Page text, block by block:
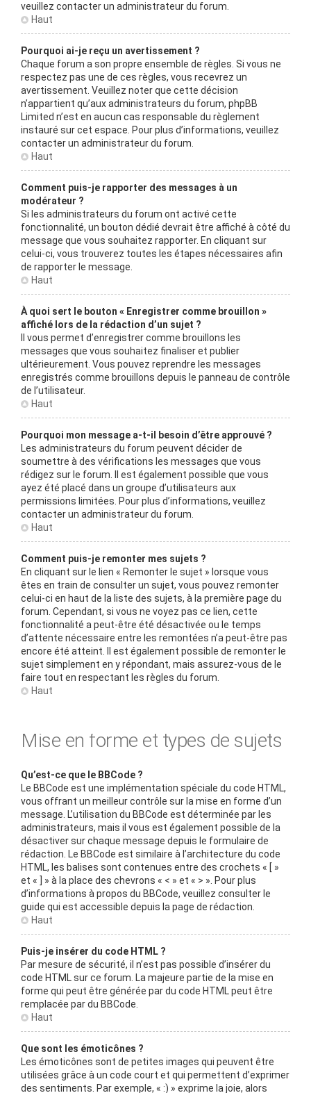
veuillez contacter un administrateur du forum.
Haut
Pourquoi ai-je reçu un avertissement ?
Chaque forum a son propre ensemble de règles. Si vous ne
respectez pas une de ces règles, vous recevrez un
avertissement. Veuillez noter que cette décision
n’appartient qu’aux administrateurs du forum, phpBB
Limited n’est en aucun cas responsable du règlement
instauré sur cet espace. Pour plus d’informations, veuillez
contacter un administrateur du forum.
Haut
Comment puis-je rapporter des messages à un
modérateur ?
Si les administrateurs du forum ont activé cette
fonctionnalité, un bouton dédié devrait être affiché à côté du
message que vous souhaitez rapporter. En cliquant sur
celui-ci, vous trouverez toutes les étapes nécessaires afin
de rapporter le message.
Haut
À quoi sert le bouton « Enregistrer comme brouillon »
affiché lors de la rédaction d’un sujet ?
Il vous permet d’enregistrer comme brouillons les
messages que vous souhaitez finaliser et publier
ultérieurement. Vous pouvez reprendre les messages
enregistrés comme brouillons depuis le panneau de contrôle
de l’utilisateur.
Haut
Pourquoi mon message a-t-il besoin d’être approuvé ?
Les administrateurs du forum peuvent décider de
soumettre à des vérifications les messages que vous
rédigez sur le forum. Il est également possible que vous
ayez été placé dans un groupe d’utilisateurs aux
permissions limitées. Pour plus d’informations, veuillez
contacter un administrateur du forum.
Haut
Comment puis-je remonter mes sujets ?
En cliquant sur le lien « Remonter le sujet » lorsque vous
êtes en train de consulter un sujet, vous pouvez remonter
celui-ci en haut de la liste des sujets, à la première page du
forum. Cependant, si vous ne voyez pas ce lien, cette
fonctionnalité a peut-être été désactivée ou le temps
d’attente nécessaire entre les remontées n’a peut-être pas
encore été atteint. Il est également possible de remonter le
sujet simplement en y répondant, mais assurez-vous de le
faire tout en respectant les règles du forum.
Haut
Mise en forme et types de sujets
Qu’est-ce que le BBCode ?
Le BBCode est une implémentation spéciale du code HTML,
vous offrant un meilleur contrôle sur la mise en forme d’un
message. L’utilisation du BBCode est déterminée par les
administrateurs, mais il vous est également possible de la
désactiver sur chaque message depuis le formulaire de
rédaction. Le BBCode est similaire à l’architecture du code
HTML, les balises sont contenues entre des crochets « [ »
et « ] » à la place des chevrons « < » et « > ». Pour plus
d’informations à propos du BBCode, veuillez consulter le
guide qui est accessible depuis la page de rédaction.
Haut
Puis-je insérer du code HTML ?
Par mesure de sécurité, il n’est pas possible d’insérer du
code HTML sur ce forum. La majeure partie de la mise en
forme qui peut être générée par du code HTML peut être
remplacée par du BBCode.
Haut
Que sont les émoticônes ?
Les émoticônes sont de petites images qui peuvent être
utilisées grâce à un code court et qui permettent d’exprimer
des sentiments. Par exemple, « :) » exprime la joie, alors